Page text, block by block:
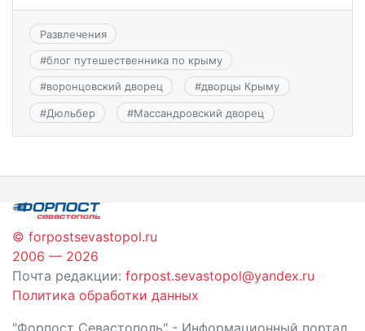
Развлечения
#блог путешественника по крыму
#воронцовский дворец #дворцы Крыму
#Дюльбер #Массандровский дворец
© forpostsevastopol.ru
2006 — 2026
Почта редакции: forpost.sevastopol@yandex.ru
Политика обработки данных
"Форпост Севастополь" - Информационный портал